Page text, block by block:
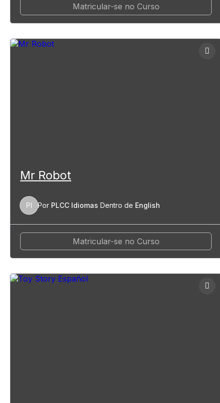
Matricular-se no Curso
Mr Robot
PI Por PLCC Idiomas Dentro de English
Matricular-se no Curso